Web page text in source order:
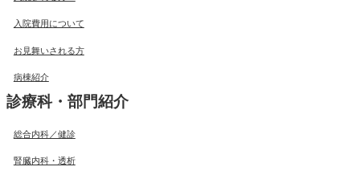
入院費用について
お見舞いされる方
病棟紹介
診療科・部門紹介
総合内科／健診
腎臓内科・透析